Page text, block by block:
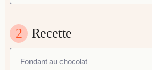
2 Recette